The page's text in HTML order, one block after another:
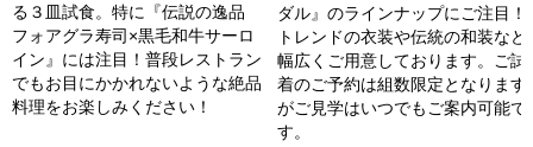
る３皿試食。特に『伝説の逸品
フォアグラ寿司×黒毛和牛サーロ
イン』には注目！普段レストラン
でもお目にかかれないような絶品
料理をお楽しみください！
ダル』のラインナップにご注目！
トレンドの衣装や伝統の和装など
幅広くご用意しております。ご試
着のご予約は組数限定となります
がご見学はいつでもご案内可能で
す。